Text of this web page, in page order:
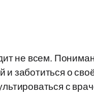
не всем.
и заботиться о
с